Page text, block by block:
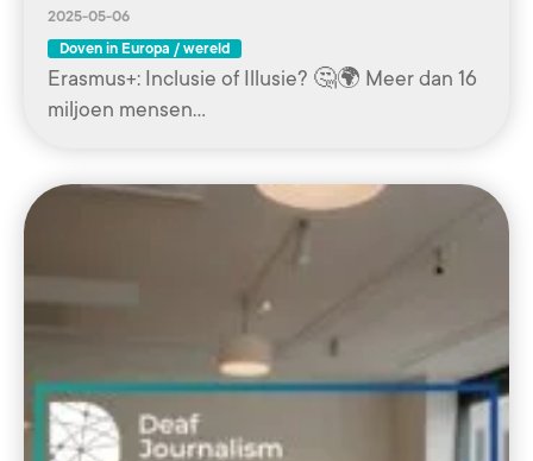
2025-05-06
Doven in Europa / wereld
Erasmus+: Inclusie of Illusie? 🤔🌍 Meer dan 16
miljoen mensen…